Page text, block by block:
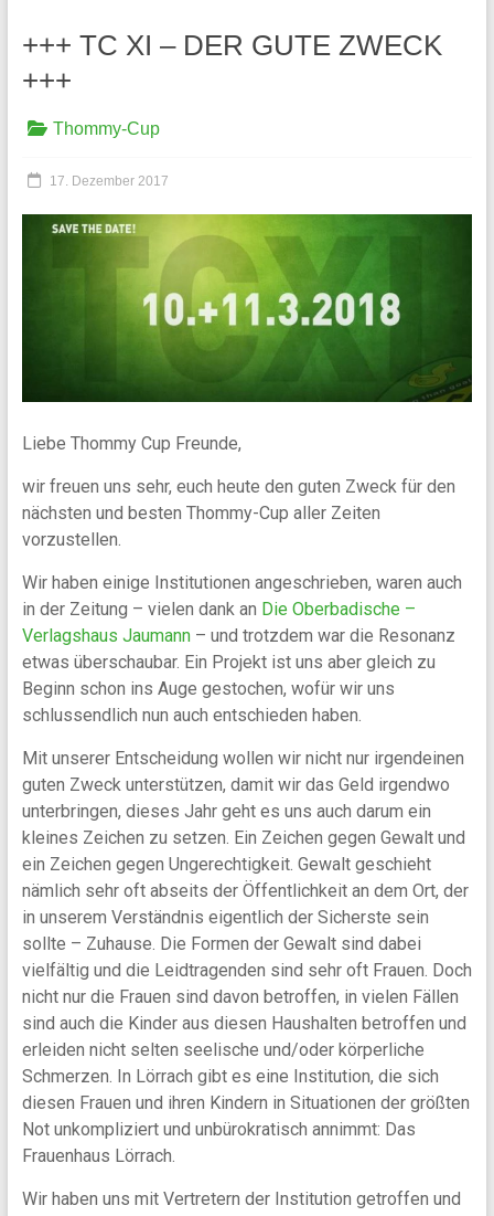
+++ TC XI – DER GUTE ZWECK
+++
Thommy-Cup
17. Dezember 2017
Liebe Thommy Cup Freunde,
wir freuen uns sehr, euch heute den guten Zweck für den
nächsten und besten Thommy-Cup aller Zeiten
vorzustellen.
Wir haben einige Institutionen angeschrieben, waren auch
in der Zeitung – vielen dank an Die Oberbadische –
Verlagshaus Jaumann– und trotzdem war die Resonanz
etwas überschaubar. Ein Projekt ist uns aber gleich zu
Beginn schon ins Auge gestochen, wofür wir uns
schlussendlich nun auch entschieden haben.
Mit unserer Entscheidung wollen wir nicht nur irgendeinen
guten Zweck unterstützen, damit wir das Geld irgendwo
unterbringen, dieses Jahr geht es uns auch darum ein
kleines Zeichen zu setzen. Ein Zeichen gegen Gewalt und
ein Zeichen gegen Ungerechtigkeit. Gewalt geschieht
nämlich sehr oft abseits der Öffentlichkeit an dem Ort, der
in unserem Verständnis eigentlich der Sicherste sein
sollte – Zuhause. Die Formen der Gewalt sind dabei
vielfältig und die Leidtragenden sind sehr oft Frauen. Doch
nicht nur die Frauen sind davon betroffen, in vielen Fällen
sind auch die Kinder aus diesen Haushalten betroffen und
erleiden nicht selten seelische und/oder körperliche
Schmerzen. In Lörrach gibt es eine Institution, die sich
diesen Frauen und ihren Kindern in Situationen der größten
Not unkompliziert und unbürokratisch annimmt: Das
Frauenhaus Lörrach.
Wir haben uns mit Vertretern der Institution getroffen und